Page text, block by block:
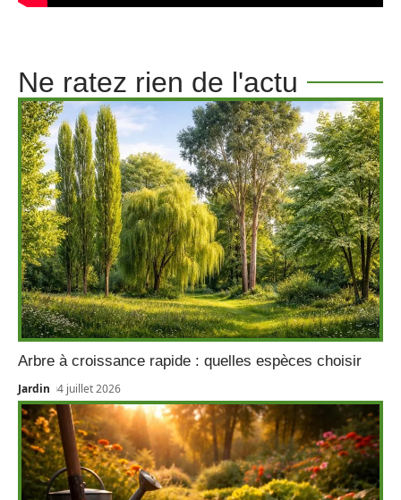
Ne ratez rien de l'actu
Arbre à croissance rapide : quelles espèces choisir
Jardin 4 juillet 2026